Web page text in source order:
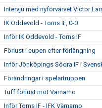
Intervju med nyförvärvet Victor
IK Oddevold - Torns IF, 0-0
Inför IK Oddevold - Torns IF
Förlust i cupen efter förlängning
Inför Jönköpings Södra IF i
Förändringar i spelartruppen
Tuff förlust mot Värnamo
Inför Torns IF - IFK Värnamo